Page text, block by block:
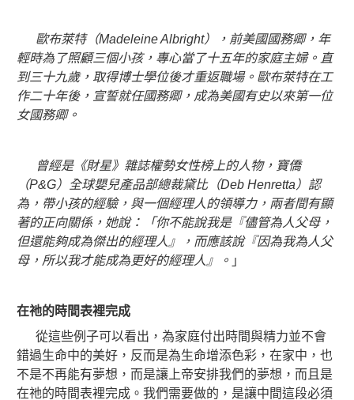
歐布萊特（Madeleine Albright），前美國國務卿，年
輕時為了照顧三個小孩，專心當了十五年的家庭主婦。直
到三十九歲，取得博士學位後才重返職場。歐布萊特在工
作二十年後，宣誓就任國務卿，成為美國有史以來第一位
女國務卿。
曾經是《財星》雜誌權勢女性榜上的人物，寶僑
（P&G）全球嬰兒產品部總裁黛比（Deb Henretta）認
為，帶小孩的經驗，與一個經理人的領導力，兩者間有顯
著的正向關係，她說：「你不能說我是『儘管為人父母，
但還能夠成為傑出的經理人』，而應該說『因為我為人父
母，所以我才能成為更好的經理人』。 」
在祂的時間表裡完成
從這些例子可以看出，為家庭付出時間與精力並不會
錯過生命中的美好，反而是為生命增添色彩，在家中，也
不是不再能有夢想，而是讓上帝安排我們的夢想，而且是
在祂的時間表裡完成。我們需要做的，是讓中間這段必須